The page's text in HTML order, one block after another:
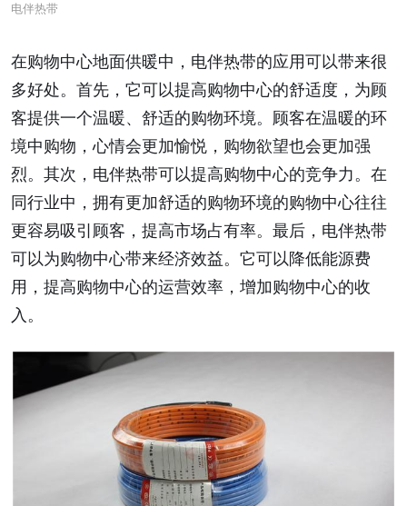
电伴热带
在购物中心地面供暖中，电伴热带的应用可以带来很
多好处。首先，它可以提高购物中心的舒适度，为顾
客提供一个温暖、舒适的购物环境。顾客在温暖的环
境中购物，心情会更加愉悦，购物欲望也会更加强
烈。其次，电伴热带可以提高购物中心的竞争力。在
同行业中，拥有更加舒适的购物环境的购物中心往往
更容易吸引顾客，提高市场占有率。最后，电伴热带
可以为购物中心带来经济效益。它可以降低能源费
用，提高购物中心的运营效率，增加购物中心的收
入。